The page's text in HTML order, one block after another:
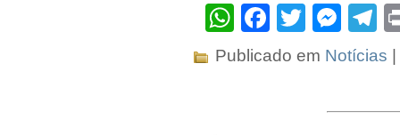
WhatsApp
Facebook
Twitter
Publicado em Notícias |